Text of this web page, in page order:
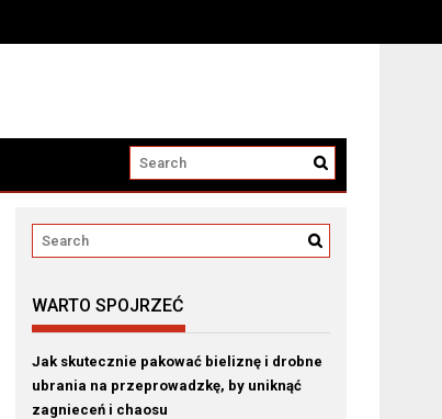
WARTO SPOJRZEĆ
Jak skutecznie pakować bieliznę i drobne
ubrania na przeprowadzkę, by uniknąć
zagnieceń i chaosu